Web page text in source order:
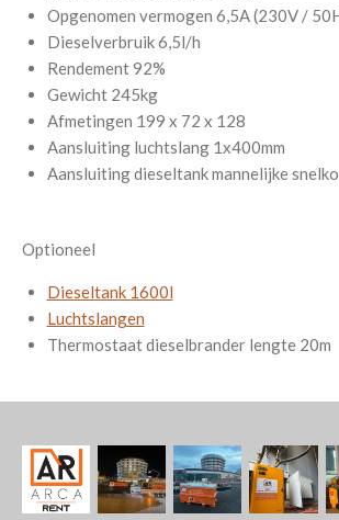
Opgenomen vermogen 6,5A (230V /
Dieselverbruik 6,5l/h
Rendement 92%
Gewicht 245kg
Afmetingen 199 x 72 x 128
Aansluiting luchtslang 1x400mm
Aansluiting dieseltank mannelijke
Optioneel
Dieseltank 1600l
Luchtslangen
Thermostaat dieselbrander lengte 20m